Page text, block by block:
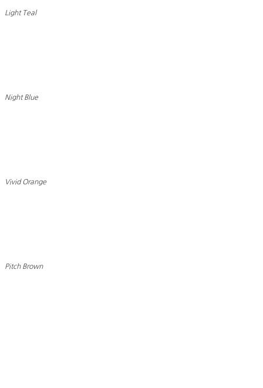
Light Teal
Night Blue
Vivid Orange
Pitch Brown